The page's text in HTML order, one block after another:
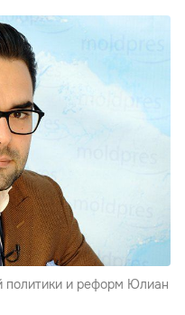
политики и реформ Юлиан